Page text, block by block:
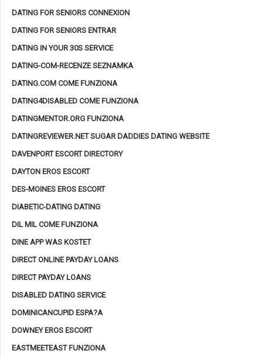
DATING FOR SENIORS CONNEXION
DATING FOR SENIORS ENTRAR
DATING IN YOUR 30S SERVICE
DATING-COM-RECENZE SEZNAMKA
DATING.COM COME FUNZIONA
DATING4DISABLED COME FUNZIONA
DATINGMENTOR.ORG FUNZIONA
DATINGREVIEWER.NET SUGAR DADDIES DATING WEBSITE
DAVENPORT ESCORT DIRECTORY
DAYTON EROS ESCORT
DES-MOINES EROS ESCORT
DIABETIC-DATING DATING
DIL MIL COME FUNZIONA
DINE APP WAS KOSTET
DIRECT ONLINE PAYDAY LOANS
DIRECT PAYDAY LOANS
DISABLED DATING SERVICE
DOMINICANCUPID ESPA?A
DOWNEY EROS ESCORT
EASTMEETEAST FUNZIONA